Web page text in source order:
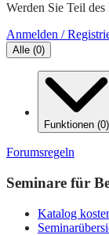
Werden Sie Teil
Anmelden /
Alle (0)
Funktionen (0)
Forumsregeln
Seminare für
Katalog